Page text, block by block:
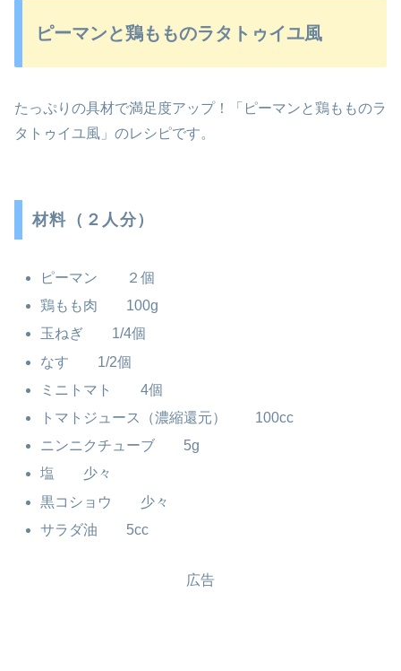
ピーマンと鶏もものラタトゥイユ風
たっぷりの具材で満足度アップ！「ピーマンと鶏もものラ
タトゥイユ風」のレシピです。
材料（２人分）
ピーマン ２個
鶏もも肉 100g
玉ねぎ 1/4個
なす 1/2個
ミニトマト 4個
トマトジュース（濃縮還元） 100cc
ニンニクチューブ 5g
塩 少々
黒コショウ 少々
サラダ油 5cc
広告